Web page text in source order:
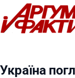
Перейти
до
вмісту
Україна